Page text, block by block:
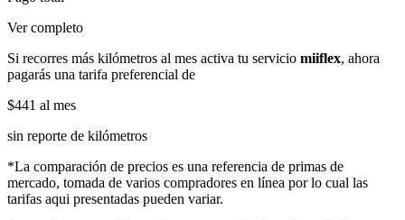
Ver completo
Si recorres más kilómetros al mes activa tu servicio miiflex, ahora
pagarás una tarifa preferencial de
$441 al mes
sin reporte de kilómetros
*La comparación de precios es una referencia de primas de
mercado, tomada de varios compradores en línea por lo cual las
tarifas aqui presentadas pueden variar.